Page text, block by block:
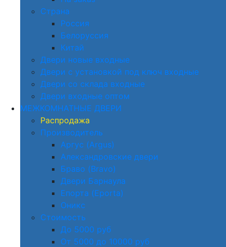
Страна
Россия
Белоруссия
Китай
Двери новые входные
Двери с установкой под ключ входные
Двери со склада входные
Двери входные оптом
МЕЖКОМНАТНЫЕ ДВЕРИ
Распродажа
Производитель
Аргус (Argus)
Александровские двери
Браво (Bravo)
Двери Барнаула
Епорта (Eporta)
Оникс
Стоимость
До 5000 руб
От 5000 до 10000 руб